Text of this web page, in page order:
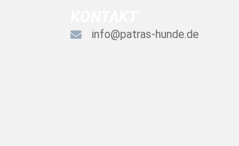
info@patras-hunde.de